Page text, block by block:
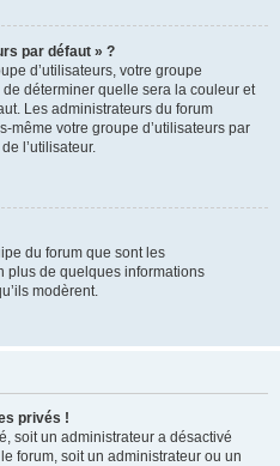
par défaut » ?
d’utilisateurs, votre groupe
déterminer quelle sera la couleur et
Les administrateurs du forum
même votre groupe d’utilisateurs par
l’utilisateur.
du forum que sont les
plus de quelques informations
modèrent.
privés !
soit un administrateur a désactivé
forum, soit un administrateur ou un